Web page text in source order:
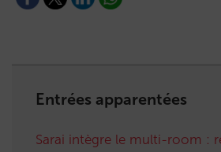
Entrées apparentées
Sarai intègre le multi-room :